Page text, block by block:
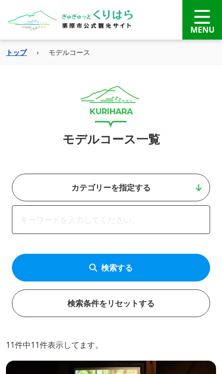
トップ › モデルコース
モデルコース一覧
カテゴリーを指定する
検索する
検索条件をリセットする
11件中11件表示してます。